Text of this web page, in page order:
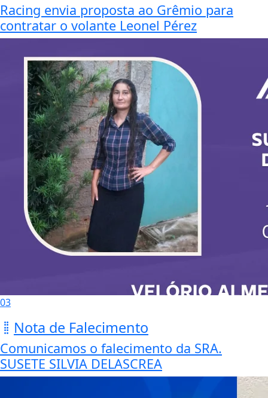
Racing envia proposta ao Grêmio para
contratar o volante Leonel Pérez
03
Nota de Falecimento
Comunicamos o falecimento da SRA.
SUSETE SILVIA DELASCREA